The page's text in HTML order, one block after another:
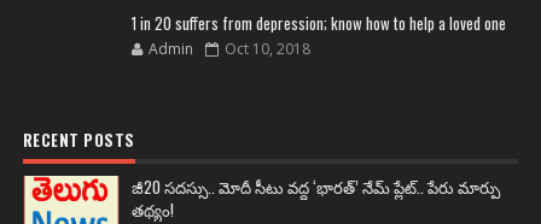
1 in 20 suffers from depression; know how to help a loved one
Admin Oct 10, 2018
RECENT POSTS
జీ20 సదస్సు.. మోదీ సీటు వద్ద ‘భారత్’ నేమ్ ప్లేట్‌.. పేరు మార్పు
తథ్యం!